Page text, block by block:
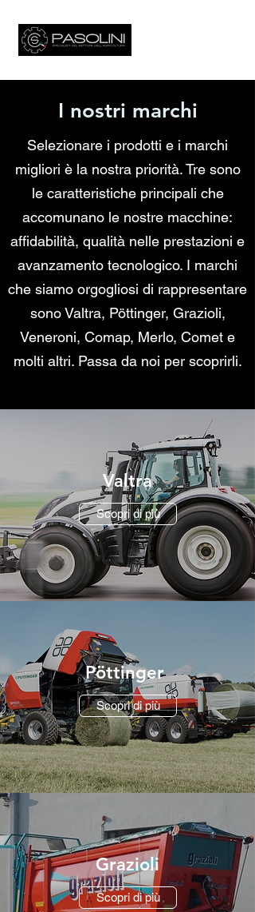
I nostri marchi
Selezionare i prodotti e i marchi
migliori è la nostra priorità. Tre sono
le caratteristiche principali che
accomunano le nostre macchine:
affidabilità, qualità nelle prestazioni e
avanzamento tecnologico. I marchi
che siamo orgogliosi di rappresentare
sono Valtra, Pöttinger, Grazioli,
Veneroni, Comap, Merlo, Comet e
molti altri. Passa da noi per scoprirli.
Valtra
Scopri di più
Pöttinger
Scopri di più
Grazioli
Scopri di più